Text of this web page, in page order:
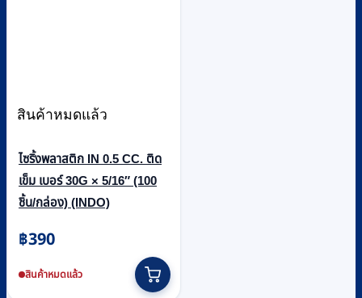
สินค้าหมดแล้ว
ไซริ้งพลาสติก IN 0.5 CC. ติด
เข็ม เบอร์ 30G × 5/16″ (100
ชิ้น/กล่อง) (INDO)
฿390
สินค้าหมดแล้ว